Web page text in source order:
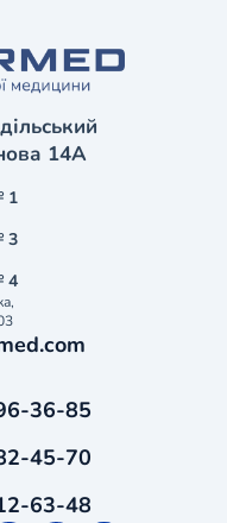
14А
1
3
4
36-85
45-70
63-48